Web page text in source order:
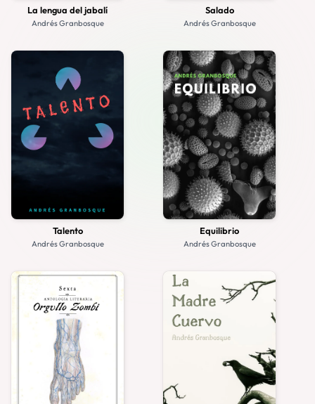
La lengua del jabalí
Andrés Granbosque
Salado
Andrés Granbosque
Talento
Andrés Granbosque
Equilibrio
Andrés Granbosque